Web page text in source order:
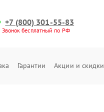
+7 (800) 301-55-83
Звонок бесплатный по РФ
Гарантии Акции и скидки